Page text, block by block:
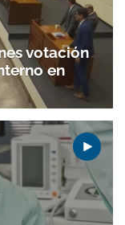
votación
en